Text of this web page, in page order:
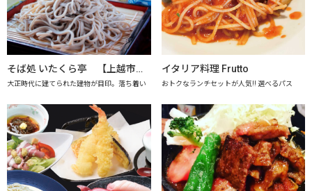
そば処 いたくら亭 【上越市地産地消推進の店認定店】
大正時代に建てられた建物が目印。落ち着い
イタリア料理 Frutto
おトクなランチセットが人気!! 選べるパス